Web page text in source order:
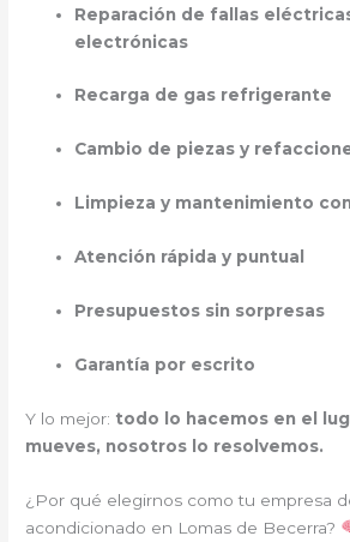
Reparación de fallas
electrónicas
Recarga de gas refrigerante
Cambio de piezas y
Limpieza y mantenimiento
Atención rápida y puntual
Presupuestos sin sorpresas
Garantía por escrito
Y lo mejor: todo lo hacemos en el
mueves, nosotros lo resolvemos.
¿Por qué elegirnos como tu empresa
acondicionado en Lomas de Becerra?